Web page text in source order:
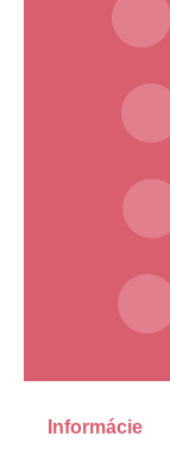
Informácie